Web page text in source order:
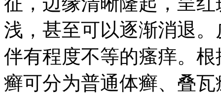
浅，甚至可以逐渐消退
伴有程度不等的瘙痒。
癣可分为普通体癣、叠